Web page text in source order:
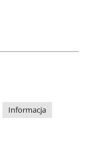
Informacja